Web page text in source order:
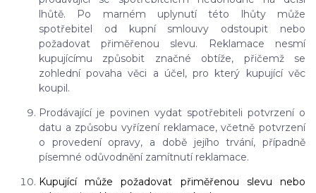
lhůtě. Po marném uplynutí této lhůty může
spotřebitel od kupní smlouvy odstoupit nebo
požadovat přiměřenou slevu. Reklamace nesmí
kupujícímu způsobit značné obtíže, přičemž se
zohlední povaha věci a účel, pro který kupující věc
koupil.
Prodávající je povinen vydat spotřebiteli potvrzení o
datu a způsobu vyřízení reklamace, včetně potvrzení
o provedení opravy, a době jejího trvání, případně
písemné odůvodnění zamítnutí reklamace.
Kupující může požadovat přiměřenou slevu nebo